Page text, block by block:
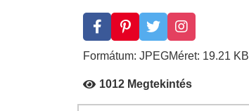
Formátum: JPEGMéret: 19.21 KB
1012 Megtekintés